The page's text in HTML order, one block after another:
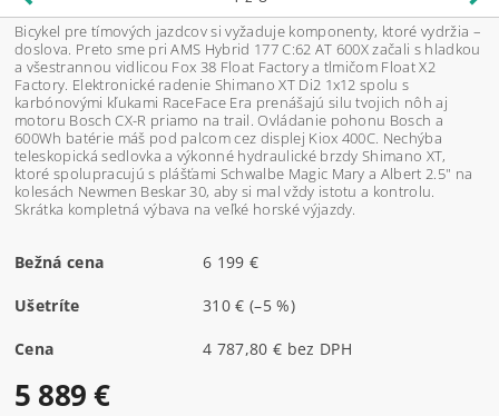
Bicykel pre tímových jazdcov si vyžaduje komponenty, ktoré vydržia –
doslova. Preto sme pri AMS Hybrid 177 C:62 AT 600X začali s hladkou
a všestrannou vidlicou Fox 38 Float Factory a tlmičom Float X2
Factory. Elektronické radenie Shimano XT Di2 1x12 spolu s
karbónovými kľukami RaceFace Era prenášajú silu tvojich nôh aj
motoru Bosch CX-R priamo na trail. Ovládanie pohonu Bosch a
600Wh batérie máš pod palcom cez displej Kiox 400C. Nechýba
teleskopická sedlovka a výkonné hydraulické brzdy Shimano XT,
ktoré spolupracujú s plášťami Schwalbe Magic Mary a Albert 2.5" na
kolesách Newmen Beskar 30, aby si mal vždy istotu a kontrolu.
Skrátka kompletná výbava na veľké horské výjazdy.
Bežná cena 6 199 €
Ušetríte 310 €(–5 %)
Cena 4 787,80 € bez DPH
5 889 €